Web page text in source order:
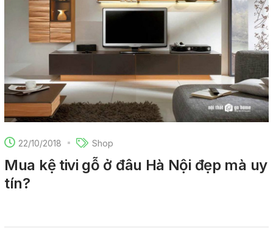
22/10/2018 Shop
Mua kệ tivi gỗ ở đâu Hà Nội đẹp mà uy
tín?